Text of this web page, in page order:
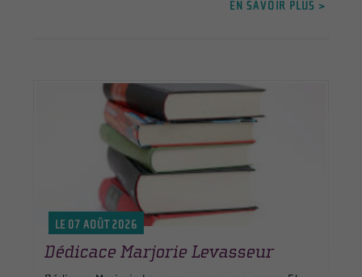
EN SAVOIR PLUS >
LE 07 AOÛT 2026
Dédicace Marjorie Levasseur